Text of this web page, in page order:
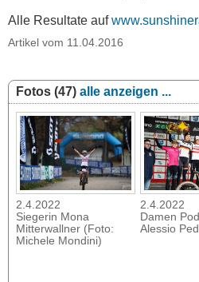
Alle Resultate auf
Artikel vom 11.04.2016
Fotos (47) alle anzeigen ...
2.4.2022
Siegerin Mona
Mitterwallner (Foto:
Michele Mondini)
2.4.2022
Damen
Alessio